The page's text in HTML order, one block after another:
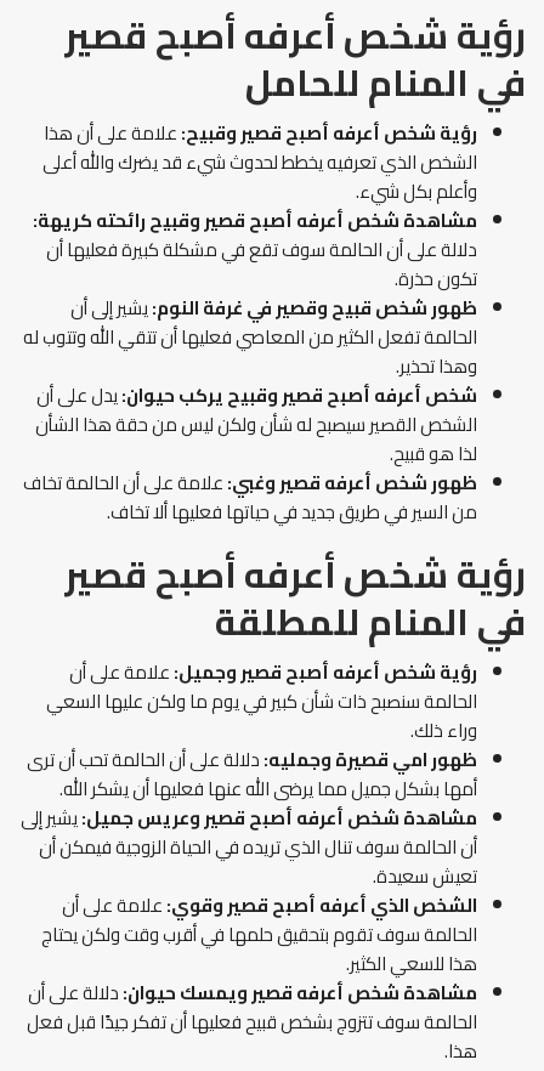
رؤية شخص أعرفه أصبح قصير
في المنامللحامل
رؤية شخص أعرفه أصبح قصير وقبيح:علامة على أن هذا
الشخص الذي تعرفيه يخطط لحدوث شيء قد يضرك والله أعلى
وأعلم بكل شيء.
مشاهدة شخص أعرفه أصبح قصير وقبيح رائحته كريهة:
دلالة على أن الحالمة سوف تقع في مشكلة كبيرة فعليها أن
تكون حذرة.
ظهور شخص قبيح وقصير في غرفة النوم:يشير إلى أن
الحالمة تفعل الكثير من المعاصي فعليها أن تتقي الله وتتوب له
وهذا تحذير.
شخص أعرفه أصبح قصير وقبيح يركب حيوان:يدل على أن
الشخص القصير سيصبح له شأن ولكن ليس من حقة هذا الشأن
لذا هو قبيح.
ظهور شخص أعرفه قصير وغبي:علامة على أن الحالمة تخاف
من السير في طريق جديد في حياتها فعليها ألا تخاف.
رؤية شخص أعرفه أصبح قصير
في المنامللمطلقة
رؤية شخص أعرفه أصبح قصير وجميل:علامة على أن
الحالمة سنصبح ذات شأن كبير في يوم ما ولكن عليها السعي
وراء ذلك.
ظهور امي قصيرة وجمليه:دلالة على أن الحالمة تحب أن ترى
أمها بشكل جميل مما يرضى الله عنها فعليها أن يشكر الله.
مشاهدة شخص أعرفه أصبح قصير وعريس جميل:يشير إلى
أن الحالمة سوف تنال الذي تريده في الحياة الزوجية فيمكن أن
تعيش سعيدة.
الشخص الذي أعرفه أصبح قصير وقوي:علامة على أن
الحالمة سوف تقوم بتحقيق حلمها في أقرب وقت ولكن يحتاج
هذا للسعي الكثير.
مشاهدة شخص أعرفه قصير ويمسك حيوان:دلالة على أن
الحالمة سوف تتزوج بشخص قبيح فعليها أن تفكر جيدًا قبل فعل
هذا.